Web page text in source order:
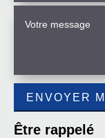
Être rappelé